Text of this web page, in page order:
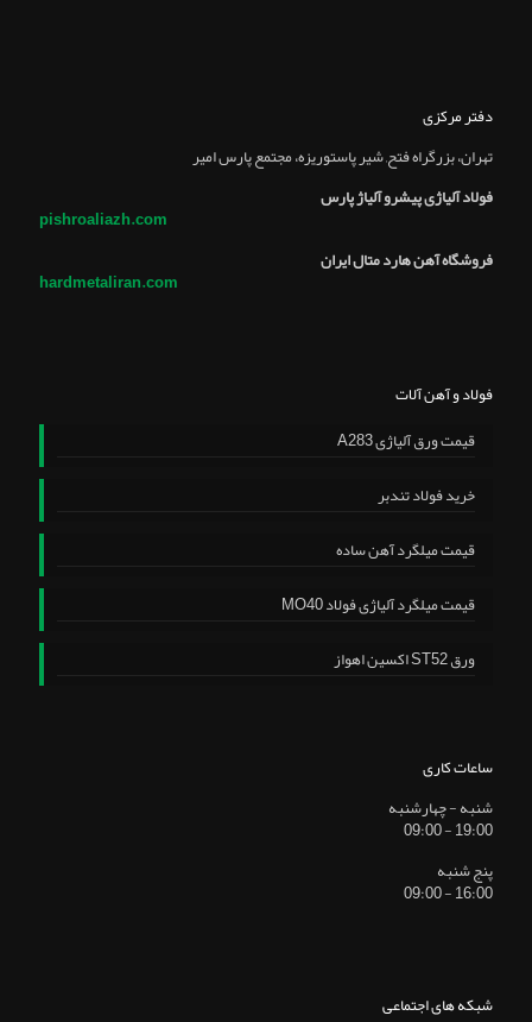
دفتر مرکزی
تهران، بزرگراه فتح, شير پاستوريزه، مجتمع پارس امير
فولاد آلیاژی پیشرو آلیاژ پارس
pishroaliazh.com
فروشگاه آهن هارد متال ایران
hardmetaliran.com
فولاد و آهن آلات
قیمت ورق آلیاژی A283
خرید فولاد تندبر
قیمت میلگرد آهن ساده
قیمت میلگرد آلیاژی فولاد MO40
ورق ST52 اکسین اهواز
ساعات کاری
شنبه - چهارشنبه
19:00 - 09:00
پنج شنبه
16:00 - 09:00
شبکه های اجتماعی